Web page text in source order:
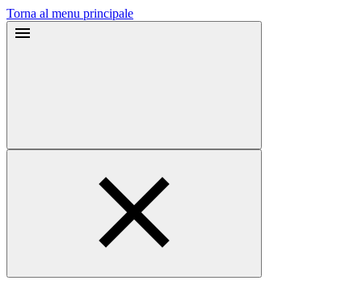
Torna al menu principale